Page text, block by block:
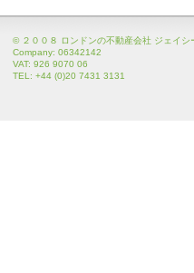
© ２００８ ロンドンの不動産会社 ジェイ
Company: 06342142
VAT: 926 9070 06
TEL: +44 (0)20 7431 3131